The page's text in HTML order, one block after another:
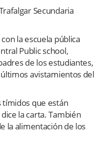
Secundaria
la escuela pública
Public school,
de los estudiantes,
avistamientos del
tímidos que están
la carta. También
la alimentación de los